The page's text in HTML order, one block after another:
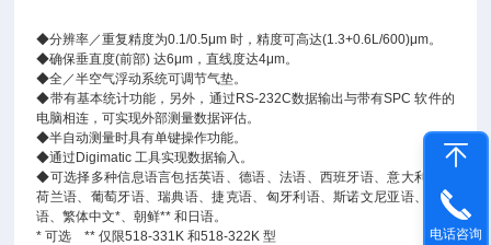
◆分辨率／重复精度为0.1/0.5μm 时，精度可高达(1.3+0.6L/600)μm。
◆确保垂直度(前部)达6μm ，直线度达4μm。
◆全／半空气浮动系统可调节气垫。
◆带有基本统计功能， 另外，通过 RS-232C数据输出与带有SPC软件的
电脑相连，可实现外部测量数据评估。
◆半自动测量时具有单键操作功能。
◆通过 Digimatic工具实现数据输入。
◆可选择多种信息语言包括英语、德语、法语、西班牙语、意大利语、
荷兰语、葡萄牙语、瑞典语、捷克语、匈牙利语、斯诺文尼亚语、波兰
语、繁体中文*、朝鲜**和日语。
*可选**仅限518-331K和518-322K型 电话咨询